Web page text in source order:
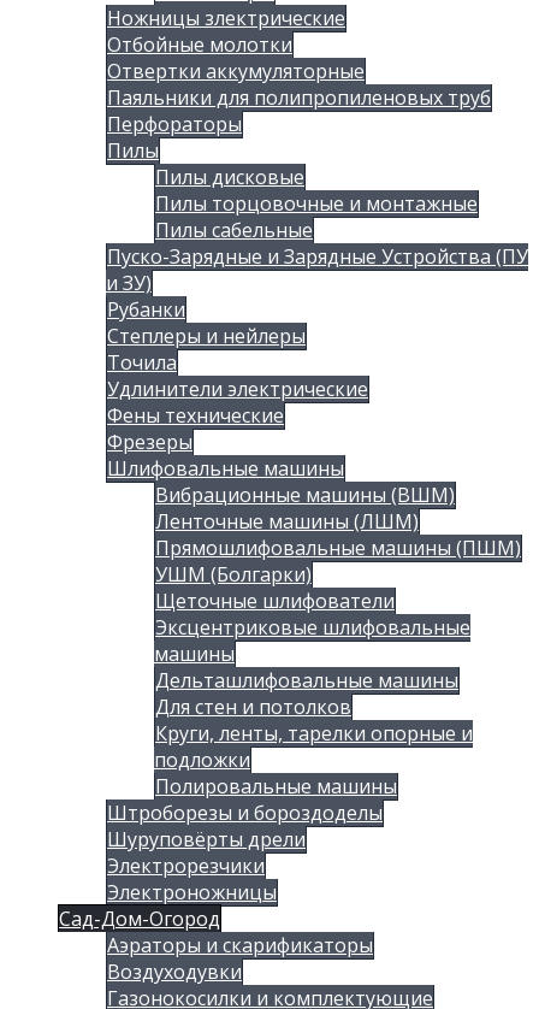
Ножницы злектрические
Отбойные молотки
Отвертки аккумуляторные
Паяльники для полипропиленовых труб
Перфораторы
Пилы
Пилы дисковые
Пилы торцовочные и монтажные
Пилы сабельные
Пуско-Зарядные и Зарядные Устройства (ПУ
и ЗУ)
Рубанки
Степлеры и нейлеры
Точила
Удлинители электрические
Фены технические
Фрезеры
Шлифовальные машины
Вибрационные машины (ВШМ)
Ленточные машины (ЛШМ)
Прямошлифовальные машины (ПШМ)
УШМ (Болгарки)
Щеточные шлифователи
Эксцентриковые шлифовальные
машины
Дельташлифовальные машины
Для стен и потолков
Круги, ленты, тарелки опорные и
подложки
Полировальные машины
Штроборезы и бороздоделы
Шуруповёрты дрели
Электрорезчики
Электроножницы
Сад-Дом-Огород
Аэраторы и скарификаторы
Воздуходувки
Газонокосилки и комплектующие